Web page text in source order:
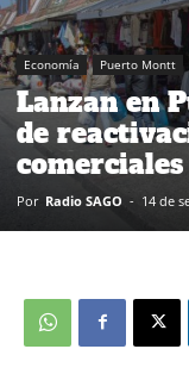
Economía Puerto Montt
Lanzan en
de
comerciales
Por Radio SAGO - 14 de